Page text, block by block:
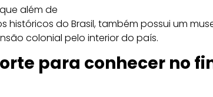
além de
do Brasil, também possui um
colonial pelo interior do país.
para conhecer no